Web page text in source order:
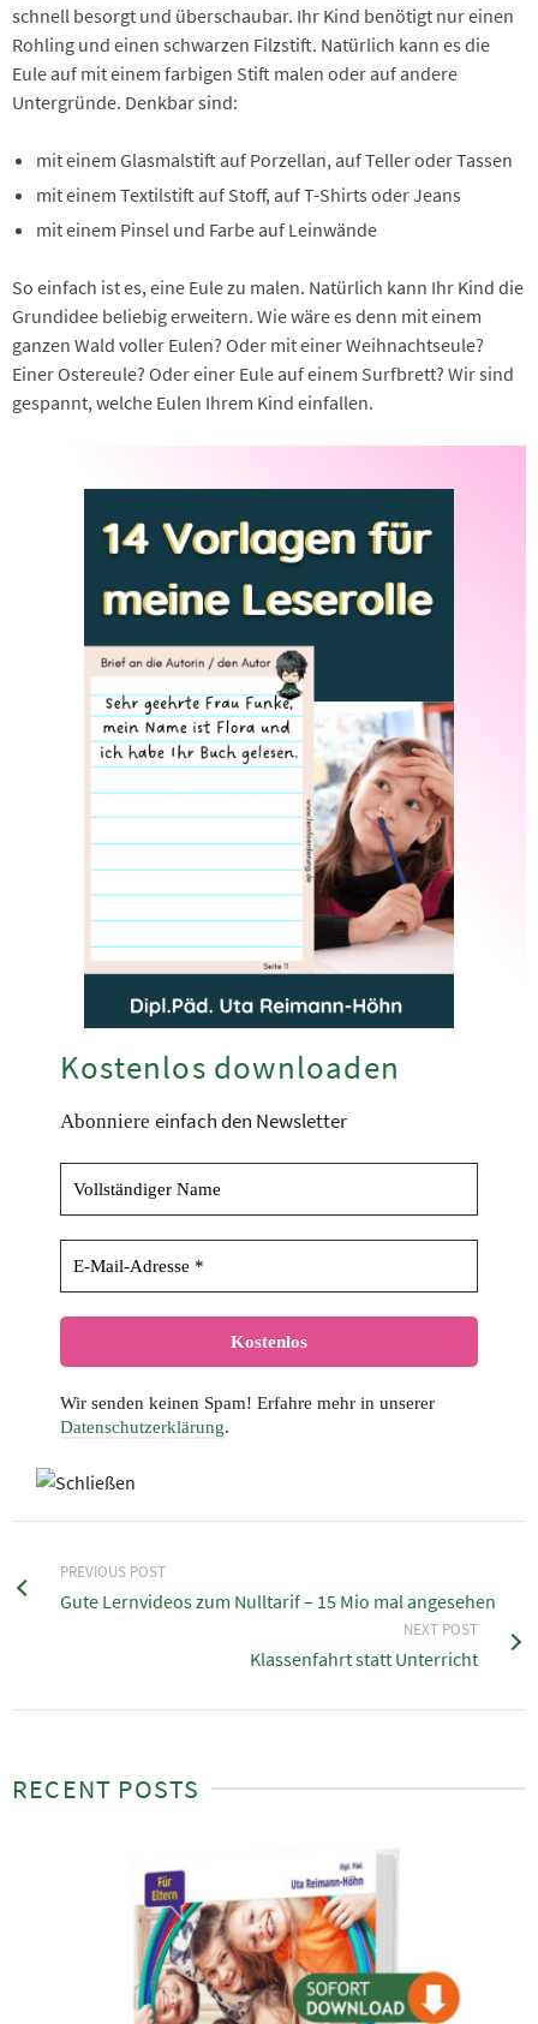
schnell besorgt und überschaubar. Ihr Kind benötigt nur einen
Rohling und einen schwarzen Filzstift. Natürlich kann es die
Eule auf mit einem farbigen Stift malen oder auf andere
Untergründe. Denkbar sind:
mit einem Glasmalstift auf Porzellan, auf Teller oder Tassen
mit einem Textilstift auf Stoff, auf T-Shirts oder Jeans
mit einem Pinsel und Farbe auf Leinwände
So einfach ist es, eine Eule zu malen. Natürlich kann Ihr Kind die
Grundidee beliebig erweitern. Wie wäre es denn mit einem
ganzen Wald voller Eulen? Oder mit einer Weihnachtseule?
Einer Ostereule? Oder einer Eule auf einem Surfbrett? Wir sind
gespannt, welche Eulen Ihrem Kind einfallen.
Kostenlos downloaden
Abonniere einfach den Newsletter
Wir senden keinen Spam! Erfahre mehr in unserer
Datenschutzerklärung.
PREVIOUS POST
Gute Lernvideos zum Nulltarif – 15 Mio mal angesehen
NEXT POST
Klassenfahrt statt Unterricht
RECENT POSTS